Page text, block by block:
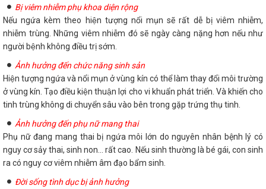
Bị viêm nhiễm phụ khoa diện rộng
Nếu ngứa kèm theo hiện tượng nổi mụn sẽ rất dễ bị viêm nhiễm,
nhiễm trùng. Những viêm nhiễm đó sẽ ngày càng nặng hơn nếu như
người bệnh không điều trị sớm.
Ảnh hưởng đến chức năng sinh sản
Hiện tượng ngứa và nổi mụn ở vùng kín có thể làm thay đổi môi trường
ở vùng kín. Tạo điều kiện thuận lợi cho vi khuẩn phát triển. Và khiến cho
tinh trùng không di chuyển sâu vào bên trong gặp trứng thụ tinh.
Ảnh hưởng đến phụ nữ mang thai
Phụ nữ đang mang thai bị ngứa môi lớn do nguyên nhân bệnh lý có
nguy cơ sảy thai, sinh non... rất cao. Nếu sinh thường là bé gái, con sinh
ra có nguy cơ viêm nhiễm âm đạo bẩm sinh.
Đời sống tình dục bị ảnh hưởng